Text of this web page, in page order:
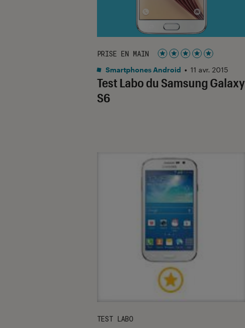
Test Labo du Samsung Galaxy
S6
PRISE EN MAIN
Noté 5 étoiles sur 5
Smartphones Android • 11 avr. 2015
TEST LABO